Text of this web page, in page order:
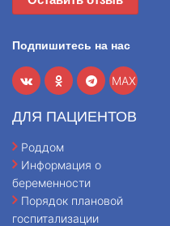
Подпишитесь на нас
MAX
ДЛЯ ПАЦИЕНТОВ
Роддом
Информация о
беременности
Порядок плановой
госпитализации